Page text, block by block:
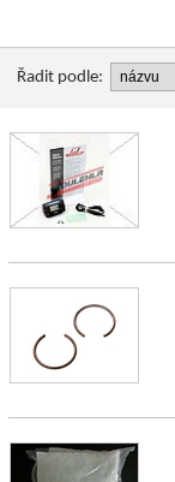
Řadit podle: